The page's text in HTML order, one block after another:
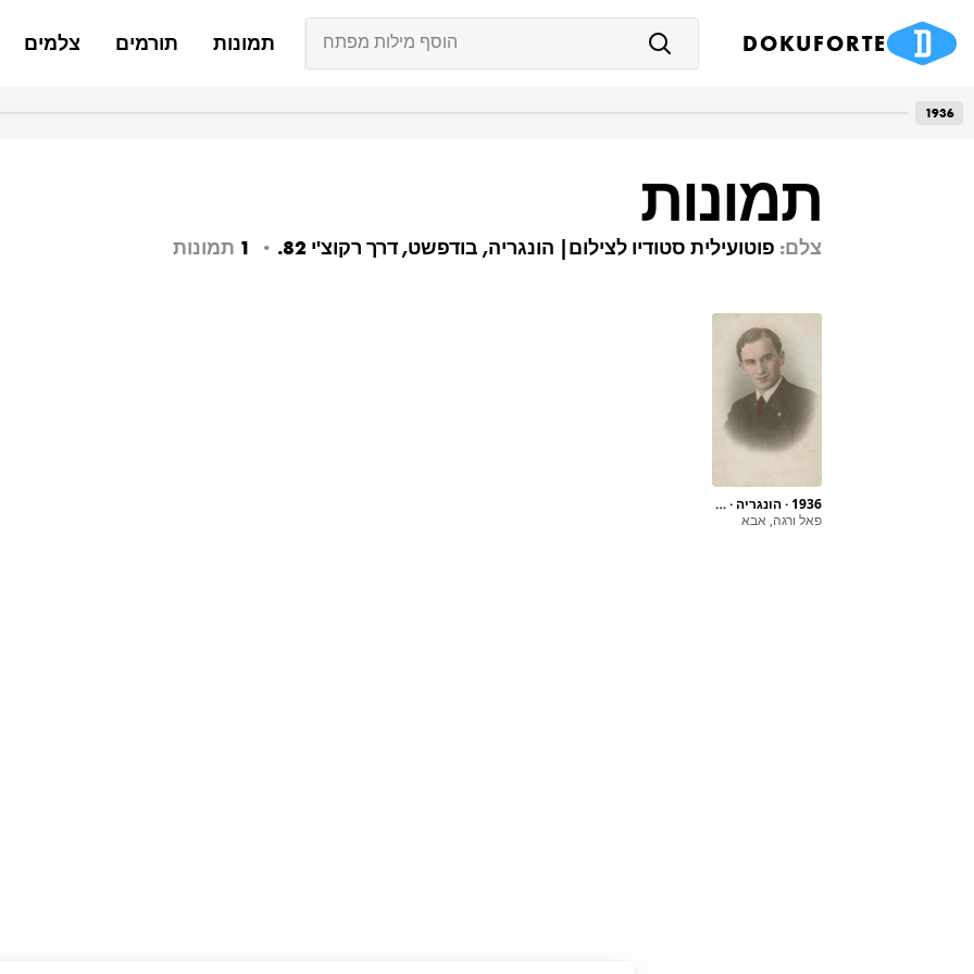
תמונות
צלם: פוטועילית סטודיו לצילום| הונגריה, בודפשט, דרך רקוצ'י 82. 1 תמונות
1936 · הונגריה · בודפשט · Rákóczi way 82.
פאל ורגה, אבא
DOKUFORTE הוסף מילות מפתח תמונות תורמים צלמים
1936